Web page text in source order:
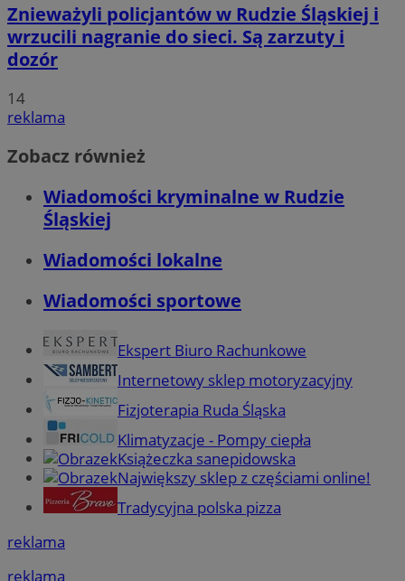
Znieważyli policjantów w Rudzie Śląskiej i
wrzucili nagranie do sieci. Są zarzuty i
dozór
14
reklama
Zobacz również
Wiadomości kryminalne w Rudzie
Śląskiej
Wiadomości lokalne
Wiadomości sportowe
Ekspert Biuro Rachunkowe
Internetowy sklep motoryzacyjny
Fizjoterapia Ruda Śląska
Klimatyzacje - Pompy ciepła
Książeczka sanepidowska
Największy sklep z częściami online!
Tradycyjna polska pizza
reklama
reklama